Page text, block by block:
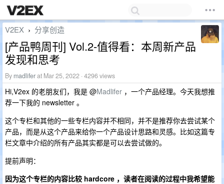
V2EX › 分享创造
[产品鸭周刊] Vol.2-值得看：本周新产品
发现和思考
By madliferat Mar 25, 2022 · 4296 views
Hi,V2ex 的老朋友们，我是 @Madlifer ，一个产品经理。今天我想推
荐一下我的 newsletter 。
这个专栏和其他的一些专栏内容并不相同，并不是推荐你去尝试某个
产品，而是从这个产品来给你一个产品设计思路和灵感。比如这篇专
栏文章中介绍的所有产品其实都是可以去尝试做的。
提前声明：
因为这个专栏的内容比较 hardcore ，读者在阅读的过程中我希望能